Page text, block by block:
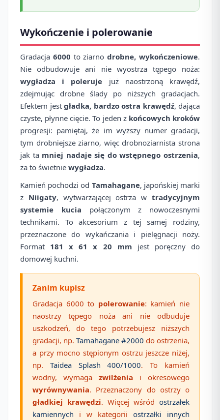
Wykończenie i polerowanie
Gradacja 6000 to ziarnodrobne, wykończeniowe.
Nie odbudowuje ani nie wyostrza tępego noża:
wygładza i poleruje już naostrzoną krawędź,
zdejmując drobne ślady po niższych gradacjach.
Efektem jest gładka, bardzo ostra krawędź, dająca
czyste, płynne cięcie. To jeden z końcowych kroków
progresji: pamiętaj, że im wyższy numer gradacji,
tym drobniejsze ziarno, więc drobnoziarnista strona
jak ta mniej nadaje się do wstępnego ostrzenia,
za to świetnie wygładza.
Kamień pochodzi od Tamahagane, japońskiej marki
z Niigaty, wytwarzającej ostrza wtradycyjnym
systemie kucia połączonym z nowoczesnymi
technikami. To akcesorium z tej samej rodziny,
przeznaczone do wykańczania i pielęgnacji noży.
Format 181 x 61 x 20 mm jest poręczny do
domowej kuchni.
Zanim kupisz
Gradacja 6000 to polerowanie: kamień nie
naostrzy tępego noża ani nie odbuduje
uszkodzeń, do tego potrzebujesz niższych
gradacji, np. Tamahagane #2000 do ostrzenia,
a przy mocno stępionym ostrzu jeszcze niżej,
np. Taidea Splash 400/1000. To kamień
wodny, wymaga zwilżenia i okresowego
wyrównywania. Przeznaczony do ostrzy o
gładkiej krawędzi. Więcej wśród ostrzałek
kamiennych i w kategorii ostrzałki innych